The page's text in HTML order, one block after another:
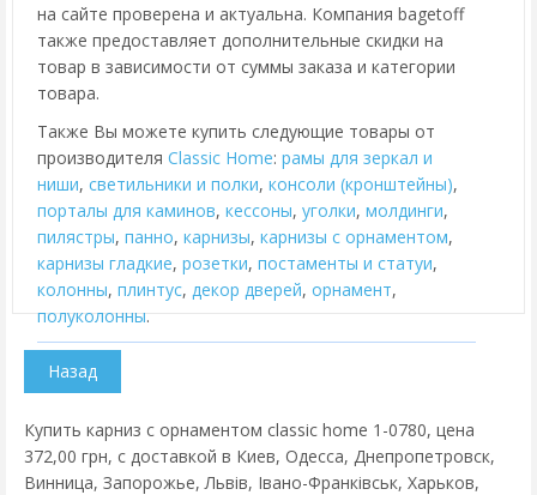
на сайте проверена и актуальна. Компания bagetoff
также предоставляет дополнительные скидки на
товар в зависимости от суммы заказа и категории
товара.
Также Вы можете купить следующие товары от
производителя Classic Home: рамы для зеркал и
ниши, cветильники и полки, консоли (кронштейны),
порталы для каминов, кессоны, уголки, молдинги,
пилястры, панно, карнизы, карнизы с орнаментом,
карнизы гладкие, розетки, постаменты и статуи,
колонны, плинтус, декор дверей, орнамент,
полуколонны.
Купить карниз с орнаментом classic home 1-0780, цена
372,00 грн, с доставкой в Киев, Одесса, Днепропетровск,
Винница, Запорожье, Львів, Івано-Франківськ, Харьков,